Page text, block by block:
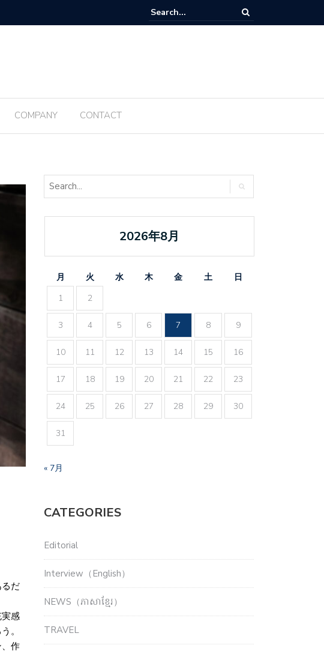
ពិធីបុណ្យ Tanabata ប្រចាំឆ្នាំ ២០២៥ ត្រូវបានធ្វើឡើងម្តងទៀតនៅឆ្នាំនេះ
COMPANY CONTACT
だ
感
。
作
2026年8月
月 火 水 木 金 土
日
1
2
3 4 5 6 7 8 9
10 11 12 13 14 15 16
17 18 19 20 21 22 23
24 25 26 27 28 29 30
31
« 7月
CATEGORIES
Editorial
Interview（English）
NEWS（ភាសាខ្មែរ）
TRAVEL